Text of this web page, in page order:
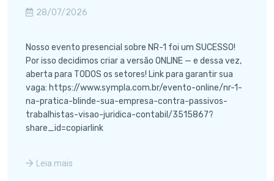
28/07/2026
Nosso evento presencial sobre NR-1 foi um SUCESSO!
Por isso decidimos criar a versão ONLINE — e dessa vez,
aberta para TODOS os setores! Link para garantir sua
vaga: https://www.sympla.com.br/evento-online/nr-1-
na-pratica-blinde-sua-empresa-contra-passivos-
trabalhistas-visao-juridica-contabil/3515867?
share_id=copiarlink
Leia mais